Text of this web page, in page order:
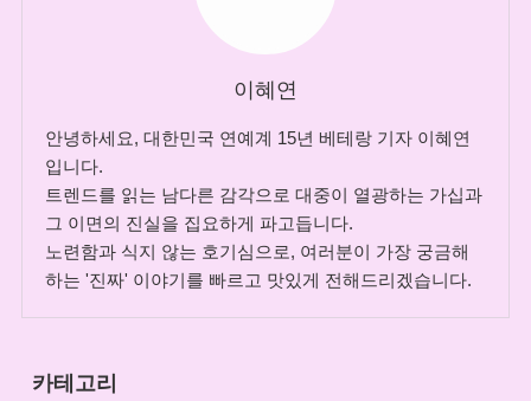
이혜연
안녕하세요, 대한민국 연예계 15년 베테랑 기자 이혜연
입니다.
트렌드를 읽는 남다른 감각으로 대중이 열광하는 가십과
그 이면의 진실을 집요하게 파고듭니다.
노련함과 식지 않는 호기심으로, 여러분이 가장 궁금해
하는 '진짜' 이야기를 빠르고 맛있게 전해드리겠습니다.
카테고리